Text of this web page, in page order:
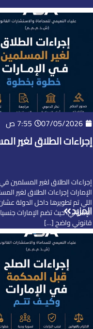
07/05/2026 7:55 ص
إجراءات الطلاق لغير
إجراءات الطلاق لغير المسلمين
الإمارات إجراءات الطلاق لغير
اللي تم تطويرها داخل الدولة
الإماراتي، حيث تضم الإمارات
قانوني واضح […]
المزيد